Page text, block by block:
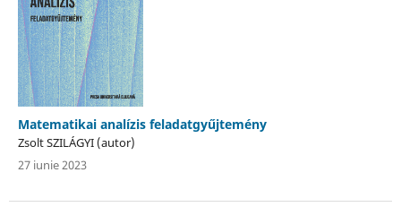
Matematikai analízis feladatgyűjtemény
Zsolt SZILÁGYI (autor)
27 iunie 2023